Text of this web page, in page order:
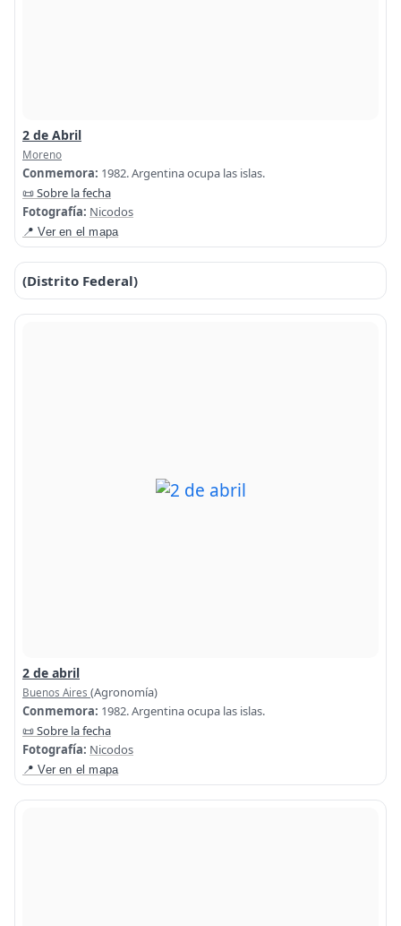
2 de Abril
Moreno
Conmemora: 1982. Argentina ocupa las islas.
📜 Sobre la fecha
Fotografía: Nicodos
📍 Ver en el mapa
(Distrito Federal)
2 de abril
Buenos Aires (Agronomía)
Conmemora: 1982. Argentina ocupa las islas.
📜 Sobre la fecha
Fotografía: Nicodos
📍 Ver en el mapa